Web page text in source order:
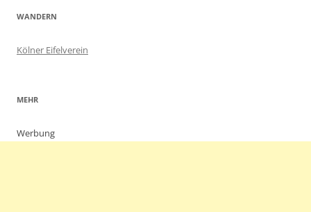
WANDERN
Kölner Eifelverein
MEHR
Werbung